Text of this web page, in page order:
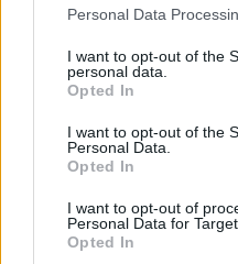
Please note that this
not limited to your visit or
grant or deny consent to
use your data for below
consent section.
Personal Data
I want to opt-out of the
personal data.
Opted In
I want to opt-out of the
Personal Data.
Opted In
I want to opt-out of
Personal Data for
Opted In